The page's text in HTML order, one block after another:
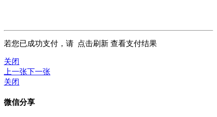
若您已成功支付，请 点击刷新 查看支付结果
关闭
上一张下一张
关闭
微信分享